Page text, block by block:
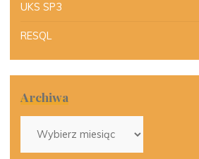
UKS SP3
RESQL
Archiwa